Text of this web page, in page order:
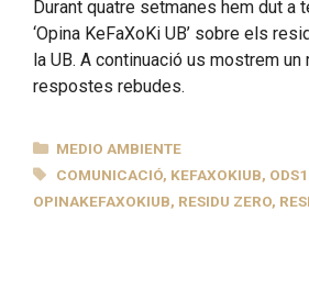
Durant quatre setmanes hem dut a
‘Opina KeFaXoKi UB’ sobre els
la UB. A continuació us mostrem
respostes rebudes.
CATEGORÍAS
MEDIO AMBIENTE
ETIQUETAS
COMUNICACIÓ, KEFAXOKIUB,
OPINAKEFAXOKIUB, RESIDU ZERO,